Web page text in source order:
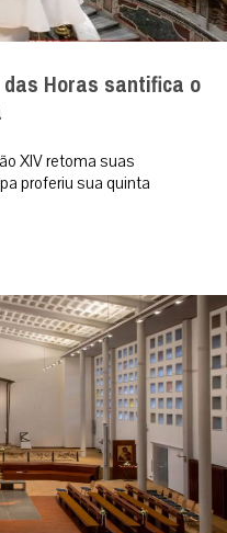
Horas santifica o
XIV retoma suas
proferiu sua quinta